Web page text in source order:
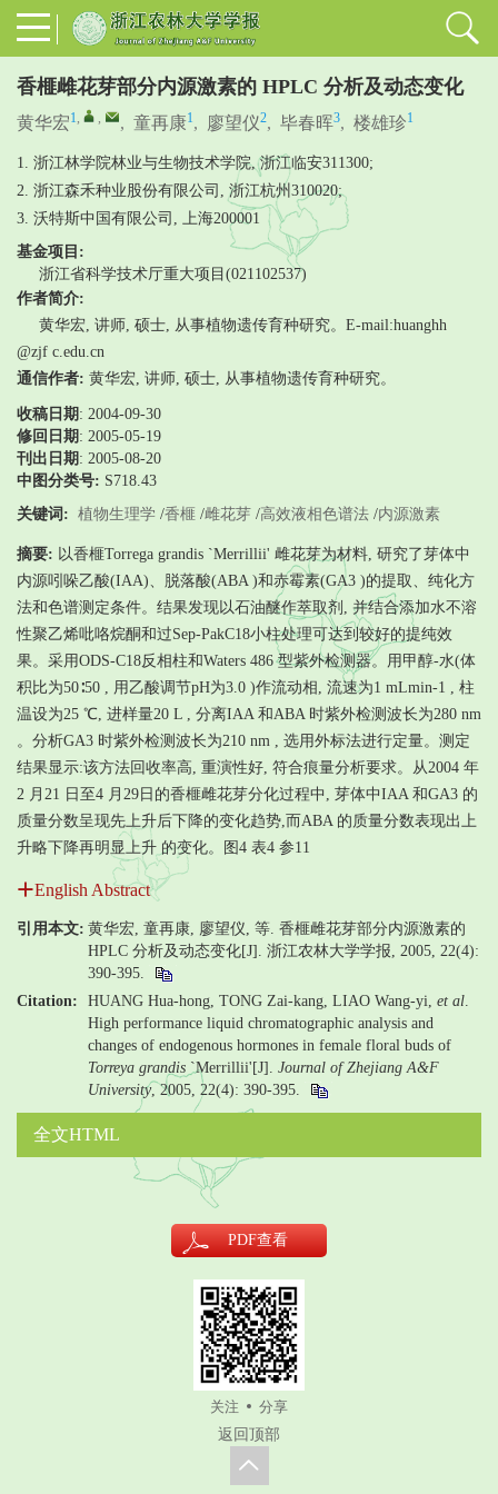
香榧雌花芽部分内源激素的 HPLC 分析及动态变化
黄华宏1, , , 童再康1, 廖望仪2, 毕春晖3, 楼雄珍1
1. 浙江林学院林业与生物技术学院, 浙江临安311300;
2. 浙江森禾种业股份有限公司, 浙江杭州310020;
3. 沃特斯中国有限公司, 上海200001
基金项目:
浙江省科学技术厅重大项目(021102537)
作者简介:
黄华宏, 讲师, 硕士, 从事植物遗传育种研究。E-mail:huanghh
@zjf c.edu.cn
通信作者: 黄华宏, 讲师, 硕士, 从事植物遗传育种研究。
收稿日期 : 2004-09-30
修回日期 : 2005-05-19
刊出日期 : 2005-08-20
中图分类号: S718.43
关键词: 植物生理学 /香榧 /雌花芽 /高效液相色谱法 /内源激素
摘要: 以香榧Torrega grandis `Merrillii' 雌花芽为材料, 研究了芽体中
内源吲哚乙酸(IAA)、脱落酸(ABA )和赤霉素(GA3 )的提取、纯化方
法和色谱测定条件。结果发现以石油醚作萃取剂, 并结合添加水不溶
性聚乙烯吡咯烷酮和过Sep-PakC18小柱处理可达到较好的提纯效
果。采用ODS-C18反相柱和Waters 486 型紫外检测器。用甲醇-水(体
积比为50∶50 , 用乙酸调节pH为3.0 )作流动相, 流速为1 mLmin-1 , 柱
温设为25 ℃, 进样量20 L , 分离IAA 和ABA 时紫外检测波长为280 nm
。分析GA3 时紫外检测波长为210 nm , 选用外标法进行定量。测定
结果显示:该方法回收率高, 重演性好, 符合痕量分析要求。从2004 年
2 月21 日至4 月29日的香榧雌花芽分化过程中, 芽体中IAA 和GA3 的
质量分数呈现先上升后下降的变化趋势,而ABA 的质量分数表现出上
升略下降再明显上升 的变化。图4 表4 参11
English Abstract
引用本文: 黄华宏, 童再康, 廖望仪, 等. 香榧雌花芽部分内源激素的
HPLC 分析及动态变化[J]. 浙江农林大学学报, 2005, 22(4):
390-395.
Citation:
HUANG Hua-hong, TONG Zai-kang, LIAO Wang-yi, et al
High performance liquid chromatographic analysis and
changes of endogenous hormones in female floral buds of
Torreya grandis `Merrillii'[J]. Journal of Zhejiang A&F
University, 2005, 22(4): 390-395.
全文HTML
PDF查看
关注
分享
返回顶部